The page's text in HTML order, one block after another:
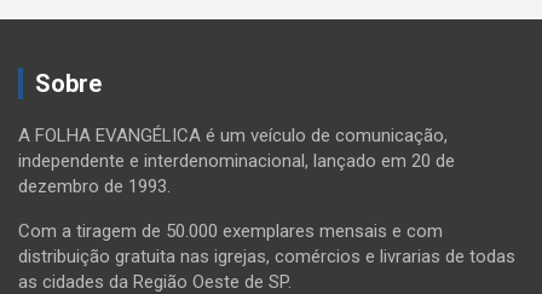
Paginação
de
posts
Sobre
A FOLHA EVANGÉLICA é um veículo de comunicação,
independente e interdenominacional, lançado em 20 de
dezembro de 1993.
Com a tiragem de 50.000 exemplares mensais e com
distribuição gratuita nas igrejas, comércios e livrarias de todas
as cidades da Região Oeste de SP.